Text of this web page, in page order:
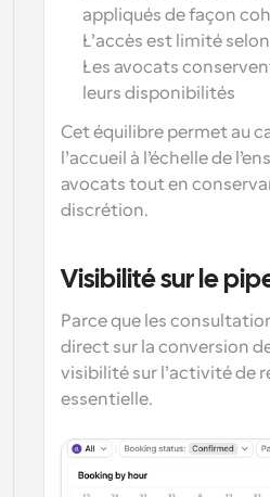
appliqués de façon
L’accès est limité
Les avocats
leurs disponibilités
Cet équilibre permet au
l’accueil à l’échelle de
avocats tout en
discrétion.
Visibilité sur le
Parce que les
direct sur la conversion
visibilité sur l’activité de
essentielle.